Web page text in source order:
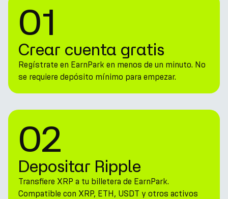
01
Crear cuenta gratis
Regístrate en EarnPark en menos de un minuto. No
se requiere depósito mínimo para empezar.
02
Depositar Ripple
Transfiere XRP a tu billetera de EarnPark.
Compatible con XRP, ETH, USDT y otros activos